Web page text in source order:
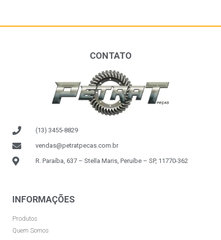
CONTATO
(13) 3455-8829
vendas@petratpecas.com.br
R. Paraíba, 637 – Stella Maris, Peruíbe – SP, 11770-362
INFORMAÇÕES
Produtos
Quem Somos